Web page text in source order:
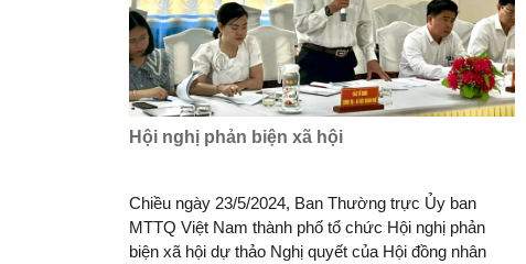
Hội nghị phản biện xã hội
Chiều ngày 23/5/2024, Ban Thường trực Ủy ban
MTTQ Việt Nam thành phố tổ chức Hội nghị phản
biện xã hội dự thảo Nghị quyết của Hội đồng nhân